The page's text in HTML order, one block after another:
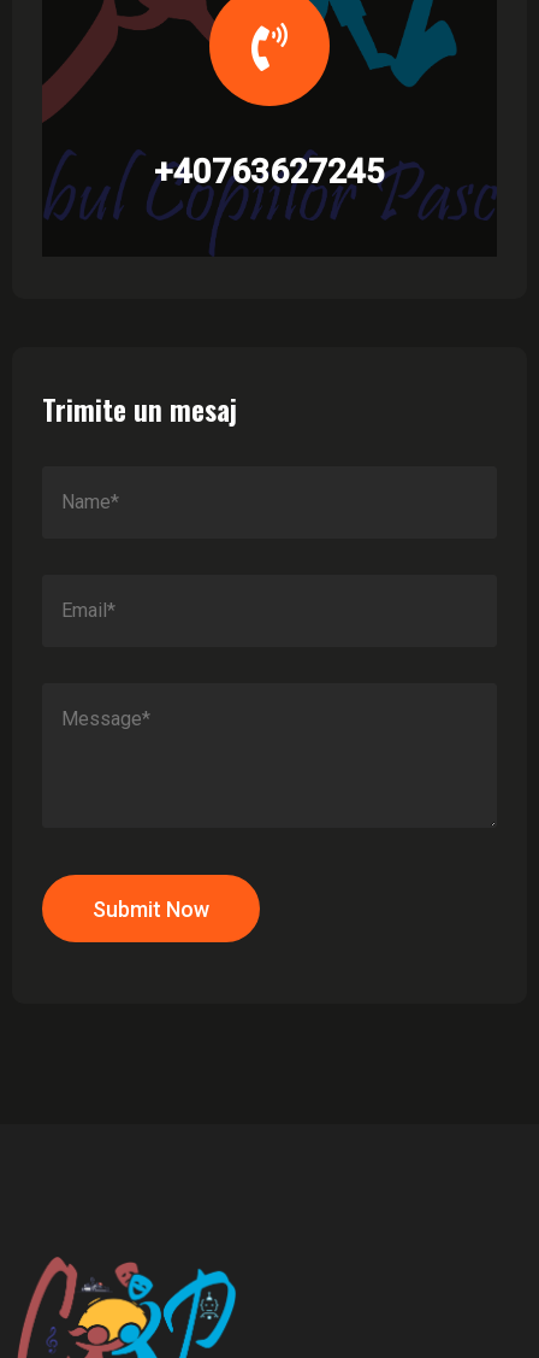
+40763627245
Trimite un mesaj
Submit Now